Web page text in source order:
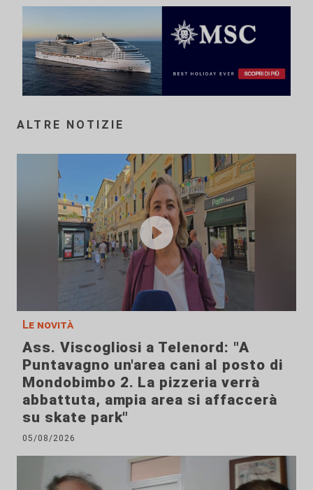
ALTRE NOTIZIE
Le novità
Ass. Viscogliosi a Telenord: "A
Puntavagno un'area cani al posto di
Mondobimbo 2. La pizzeria verrà
abbattuta, ampia area si affaccerà
su skate park"
05/08/2026